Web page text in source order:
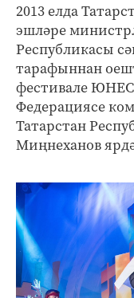
2013 елда
эшләре
Республикасы
тарафыннан
фестивале
Федерациясе
Татарстан
Миңнеханов